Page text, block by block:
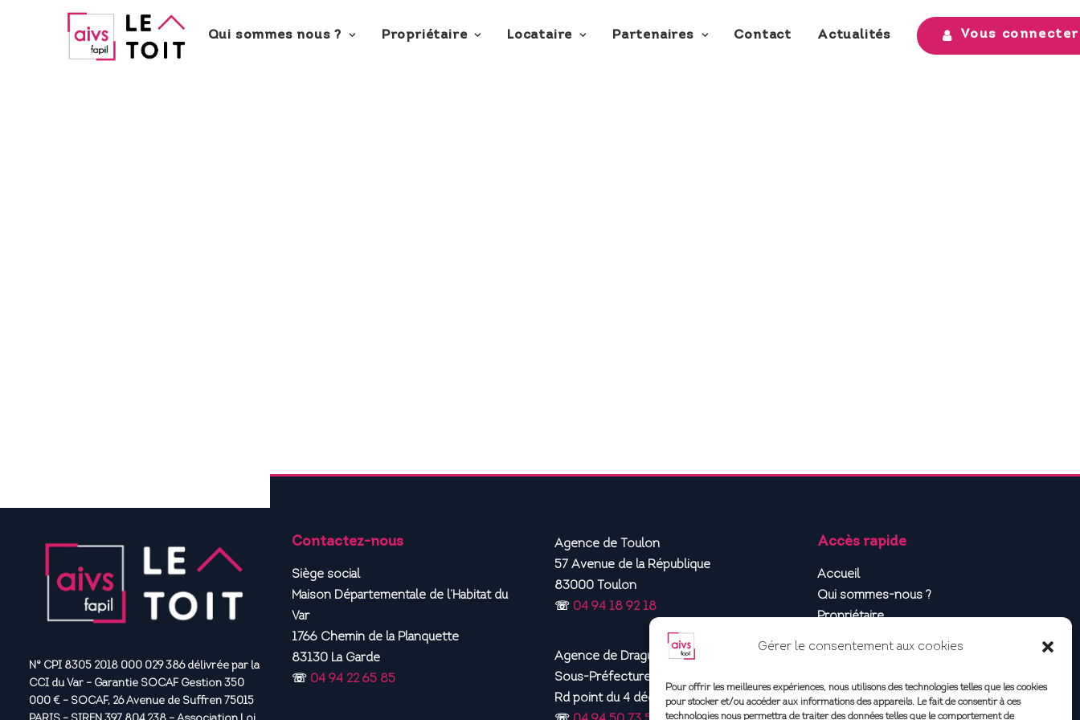
Gérer le consentement aux cookies
Pour offrir les meilleures expériences, nous utilisons des technologies telles que les cookies
pour stocker et/ou accéder aux informations des appareils. Le fait de consentir à ces
technologies nous permettra de traiter des données telles que le comportement de
Qui sommes nous ? Propriétaire Locataire Partenaires Contact Actualités Vous connecter
N° CPI 8305 2018 000 029 386 délivrée par la
CCI du Var – Garantie SOCAF Gestion 350
000 € – SOCAF, 26 Avenue de Suffren 75015
Contactez-nous
Siège social
Maison Départementale de l’Habitat du
Var
1766 Chemin de la Planquette
83130 La Garde
☏ 04 94 22 65 85
Agence de Toulon
57 Avenue de la République
83000 Toulon
☏ 04 94 18 92 18
Agence de Draguignan
Sous-Préfecture Draguignan,
Rd point du 4 décembre 1974
Accès rapide
Accueil
Qui sommes-nous ?
Propriétaire
Vous connecter
Actualités